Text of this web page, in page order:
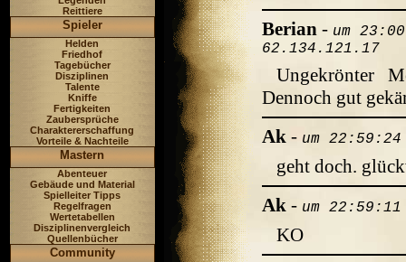
Reittiere
Spieler
Helden
Friedhof
Tagebücher
Disziplinen
Talente
Kniffe
Fertigkeiten
Zaubersprüche
Charaktererschaffung
Vorteile & Nachteile
Mastern
Abenteuer
Gebäude und Material
Spielleiter Tipps
Regelfragen
Wertetabellen
Disziplinenvergleich
Quellenbücher
Community
Berian - um
62.134.121.17
Ungekrönter
Dennoch gut
Ak - um
geht doch.
Ak - um
KO